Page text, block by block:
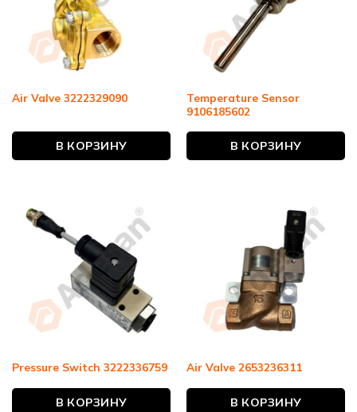
Air Valve 3222329090
В КОРЗИНУ
Temperature Sensor
9106185602
В КОРЗИНУ
Pressure Switch 3222336759
В КОРЗИНУ
Air Valve 2653236311
В КОРЗИНУ